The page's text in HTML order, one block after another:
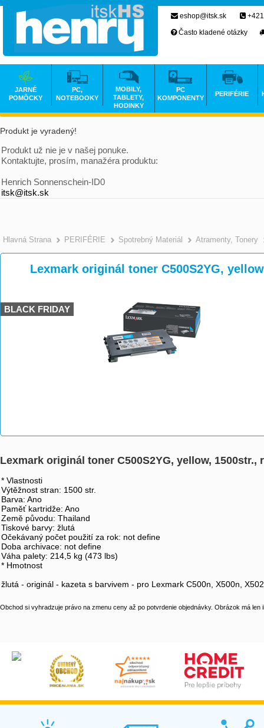
Produkt je vyradený!
Produkt už nie je v našej ponuke.
Kontaktujte, prosím, manažéra produktu:
Henrich Sonnenschein-ID0
itsk@itsk.sk
Hlavná Strana >
PERIFÉRIE >
Spotrebný Materiál >
Atramenty, Tonery
Lexmark originál toner C500S2YG,
BLACK FRIDAY
Lexmark originál toner C500S2YG, yellow, 1500str.,
* Vlastnosti
Výtěžnost stran: 1500 str.
Barva: Ano
Paměť kartridže: Ano
Země původu: Thailand
Tiskové barvy: žlutá
Očekávaný počet použití za rok: not define
Doba archivace: not define
Váha palety: 214,5 kg (473 lbs)
* Hmotnost
žlutá - originál - kazeta s barvivem - pro Lexmark C500n, X500n,
Obchod si vyhradzuje právo na zmenu ceny až po potvrdenie objednávky. Obrázok má len
eshop@itsk.sk
Často kladené otázky
JARNÉ
POMÔCKY
PC,
NOTEBOOKY
MOBILY,
TABLETY,
HODINKY
PC
KOMPONENTY
PERIFÉRIE